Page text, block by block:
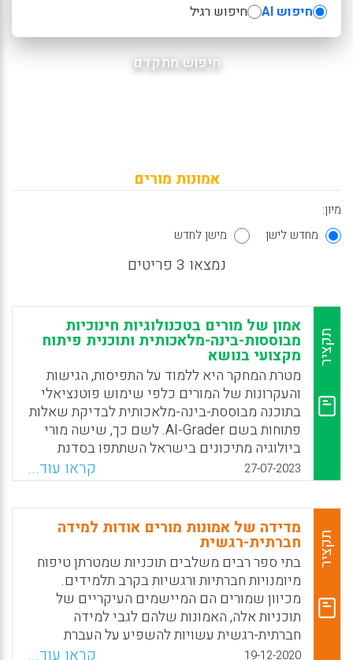
חיפוש AI חיפוש רגיל
חיפוש מתקדם
אמונות מורים
מיון:
מחדש לישן
מישן לחדש
נמצאו 3 פריטים
תקציר
אמון של מורים בטכנולוגיות חינוכיות
מבוססות-בינה-מלאכותית ותוכנית פיתוח
מקצועי בנושא
מטרת המחקר היא ללמוד על התפיסות, הגישות
והעקרונות של המורים כלפי שימוש פוטנציאלי
בתוכנה מבוססת-בינה-מלאכותית לבדיקת שאלות
פתוחות בשם AI-Grader. לשם כך, שישה מורי
ביולוגיה מתיכונים בישראל השתתפו בסדנת
פיתוח מקצועי בת חודשיים במכון ויצמן למדע.
בסדנה, הוצג בפניהם ממשק ה-AI-Grader
שבכוחו לבדוק, לנתח ולהעריך תשובות תלמידים
לשאלות פתוחות בביולוגיה ולהעניק להם ציון על
סמך רובריקת בדיקה משוקללת.
WhatsApp
Facebook
Email
X
27-07-2023 קראו עוד...
תקציר
מדידה של אמונות מורים אודות למידה
חברתית-רגשית
בתי ספר רבים משלבים תוכניות שמטרתן טיפוח
מיומנויות חברתיות ורגשיות בקרב תלמידים.
מכיוון שמורים הם המיישמים העיקריים של
תוכניות אלה, האמונות שלהם לגבי למידה
חברתית-רגשית עשויות להשפיע על העברת
התוכנית ועל תוצאותיה. המחקר הנוכחי פיתח כלי
19-12-2020 קראו עוד...